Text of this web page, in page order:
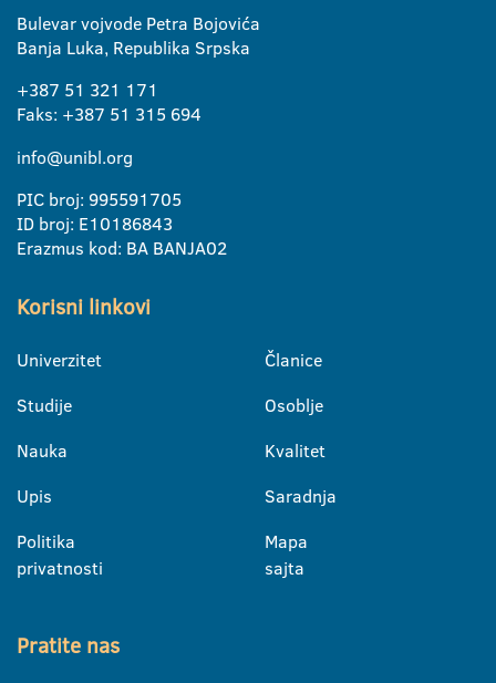
Bulevar vojvode Petra Bojovića
Banja Luka, Republika Srpska
+387 51 321 171
Faks: +387 51 315 694
info@unibl.org
PIC broj: 995591705
ID broj: E10186843
Erazmus kod: BA BANJA02
Korisni linkovi
Univerzitet
Studije
Nauka
Upis
Politika
privatnosti
Članice
Osoblje
Kvalitet
Saradnja
Mapa
sajta
Pratite nas